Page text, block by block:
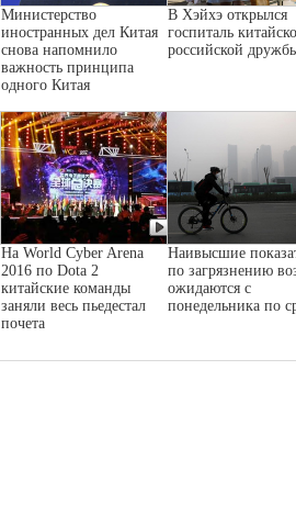
Министерство
иностранных дел Китая
снова напомнило
важность принципа
одного Китая
В Хэйхэ открылся
госпиталь
российской
На World Cyber Arena
2016 по Dota 2
китайские команды
заняли весь пьедестал
почета
Наивысшие
по загрязнению
ожидаются с
понедельника по